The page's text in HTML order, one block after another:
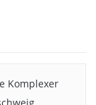
Komplexer